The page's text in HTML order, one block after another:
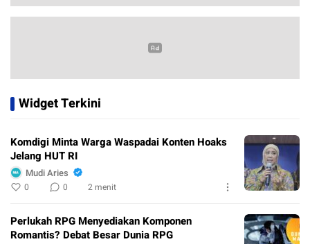
Widget Terkini
Komdigi Minta Warga Waspadai Konten Hoaks
Jelang HUT RI
Mudi Aries
0 0 2 menit
Perlukah RPG Menyediakan Komponen
Romantis? Debat Besar Dunia RPG